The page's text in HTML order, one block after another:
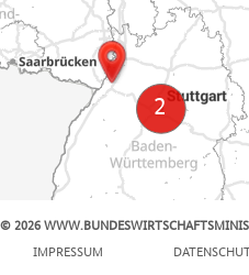
© 2026
IMPRESSUM